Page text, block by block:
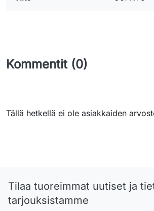
Kommentit (0)
Tällä hetkellä ei ole asiakkaiden
Tilaa tuoreimmat uutiset ja
tarjouksistamme